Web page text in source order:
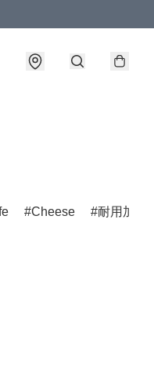
Cheese 耐用加工